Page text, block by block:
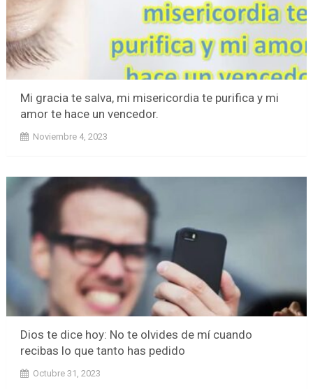
Mi gracia te salva, mi misericordia te purifica y mi
amor te hace un vencedor.
Noviembre 4, 2023
Dios te dice hoy: No te olvides de mí cuando
recibas lo que tanto has pedido
Octubre 31, 2023